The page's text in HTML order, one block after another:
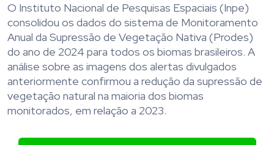
O Instituto Nacional de Pesquisas Espaciais (Inpe)
consolidou os dados do sistema de Monitoramento
Anual da Supressão de Vegetação Nativa (Prodes)
do ano de 2024 para todos os biomas brasileiros. A
análise sobre as imagens dos alertas divulgados
anteriormente confirmou a redução da supressão de
vegetação natural na maioria dos biomas
monitorados, em relação a 2023.